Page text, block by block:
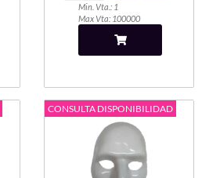
Min. Vta.: 1
Max Vta: 100000
CONSULTA DISPONIBILIDAD